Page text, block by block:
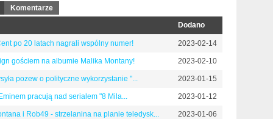
karta)
Komentarze
Dodano
po 20 latach nagrali wspólny numer! 2023-02-14
gościem na albumie Malika Montany! 2023-02-10
pozew o polityczne wykorzystanie "... 2023-01-15
pracują nad serialem "8 Mila... 2023-01-12
i Rob49 - strzelanina na planie teledysk... 2023-01-06